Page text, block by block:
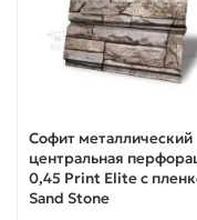
Софит металлический
центральная
0,45 Print Elite с
Sand Stone